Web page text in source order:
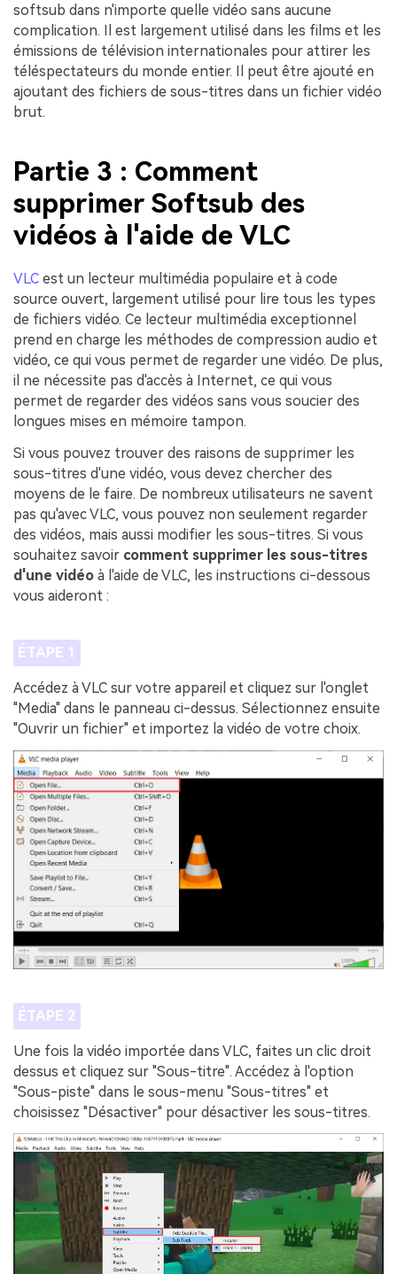
softsub dans n'importe quelle vidéo sans aucune
complication. Il est largement utilisé dans les films et les
émissions de télévision internationales pour attirer les
téléspectateurs du monde entier. Il peut être ajouté en
ajoutant des fichiers de sous-titres dans un fichier vidéo
brut.
Partie 3 : Comment
supprimer Softsub des
vidéos à l'aide de VLC
VLC est un lecteur multimédia populaire et à code
source ouvert, largement utilisé pour lire tous les types
de fichiers vidéo. Ce lecteur multimédia exceptionnel
prend en charge les méthodes de compression audio et
vidéo, ce qui vous permet de regarder une vidéo. De plus,
il ne nécessite pas d'accès à Internet, ce qui vous
permet de regarder des vidéos sans vous soucier des
longues mises en mémoire tampon.
Si vous pouvez trouver des raisons de supprimer les
sous-titres d'une vidéo, vous devez chercher des
moyens de le faire. De nombreux utilisateurs ne savent
pas qu'avec VLC, vous pouvez non seulement regarder
des vidéos, mais aussi modifier les sous-titres. Si vous
souhaitez savoir comment supprimer les sous-titres
d'une vidéo à l'aide de VLC, les instructions ci-dessous
vous aideront :
ÉTAPE 1
Accédez à VLC sur votre appareil et cliquez sur l'onglet
"Media" dans le panneau ci-dessus. Sélectionnez ensuite
"Ouvrir un fichier" et importez la vidéo de votre choix.
ÉTAPE 2
Une fois la vidéo importée dans VLC, faites un clic droit
dessus et cliquez sur "Sous-titre". Accédez à l'option
"Sous-piste" dans le sous-menu "Sous-titres" et
choisissez "Désactiver" pour désactiver les sous-titres.